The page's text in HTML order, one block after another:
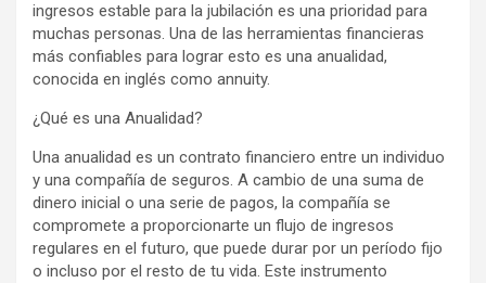
ingresos estable para la jubilación es una prioridad para
muchas personas. Una de las herramientas financieras
más confiables para lograr esto es una anualidad,
conocida en inglés como annuity.
¿Qué es una Anualidad?
Una anualidad es un contrato financiero entre un individuo
y una compañía de seguros. A cambio de una suma de
dinero inicial o una serie de pagos, la compañía se
compromete a proporcionarte un flujo de ingresos
regulares en el futuro, que puede durar por un período fijo
o incluso por el resto de tu vida. Este instrumento